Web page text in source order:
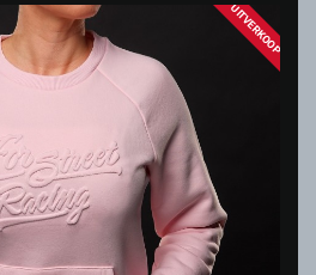
UITVERKOOP